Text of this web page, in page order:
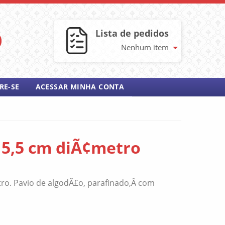
Lista de pedidos
Nenhum item
SE ACESSAR MINHA CONTA
cm diÃ¢metro
Pavio de algodÃ£o, parafinado,Â com